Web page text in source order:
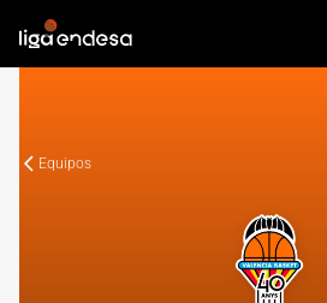
Equipos